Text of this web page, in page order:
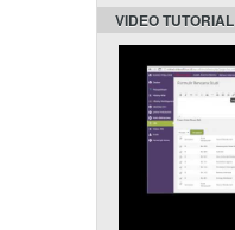
VIDEO TUTORIAL